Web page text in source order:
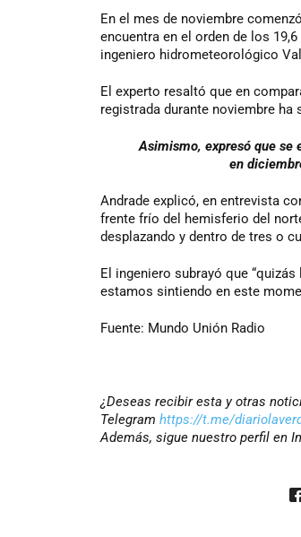
En el mes de noviembre
encuentra en el orden de los
ingeniero hidrometeorológico
El experto resaltó que en
registrada durante noviembre ha
Asimismo, expresó que se
en
Andrade explicó, en entrevista
frente frío del hemisferio del
desplazando y dentro de tres o
El ingeniero subrayó que
estamos sintiendo en este
Fuente: Mundo Unión Radio
¿Deseas recibir esta y otras
Telegram https://t.me/
Además, sigue nuestro perfil en